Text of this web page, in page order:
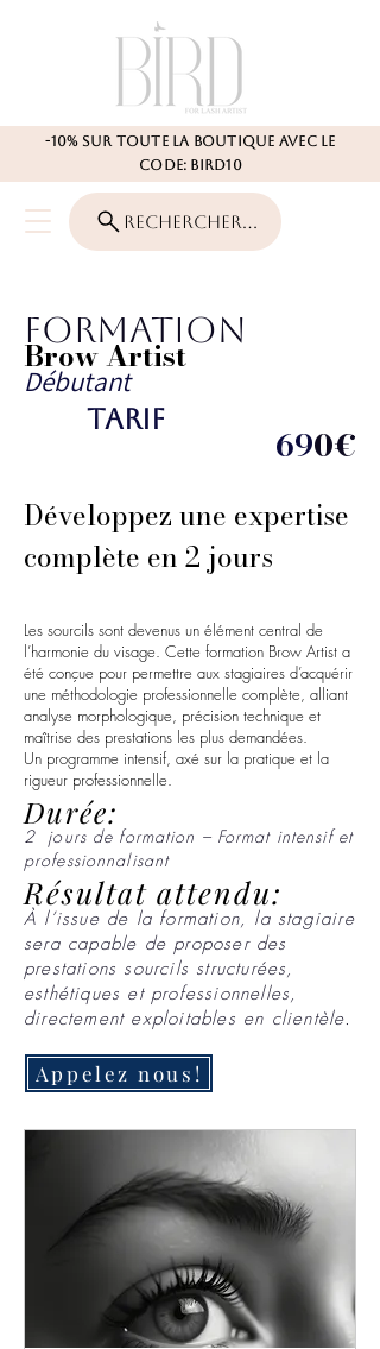
-10% SUR TOUTE LA BOUTIQUE AVEC LE
CODE: BIRD10
Rechercher...
Formation
Brow Artist
Débutant
tarif
690€
Développez une expertise
complète en 2 jours​
Les sourcils sont devenus un élément central de
l’harmonie du visage. Cette formation Brow Artist a
été conçue pour permettre aux stagiaires d’acquérir
une méthodologie professionnelle complète, alliant
analyse morphologique, précision technique et
maîtrise des prestations les plus demandées.
Un programme intensif, axé sur la pratique et la
rigueur professionnelle.
Durée:
2 jours de formation – Format intensif et
professionnalisant
Résultat attendu:
À l’issue de la formation, la stagiaire
sera capable de proposer des
prestations sourcils structurées,
esthétiques et professionnelles,
directement exploitables en clientèle.
Appelez nous!